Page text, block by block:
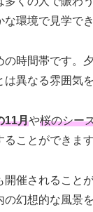
環境で見学でき
の時間帯です。
異なる雰囲気
11月や桜のシー
ことができます
催されることが
の幻想的な風景